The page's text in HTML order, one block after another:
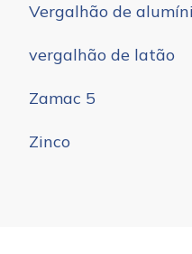
Vergalhão de
vergalhão de latão
Zamac 5
Zinco